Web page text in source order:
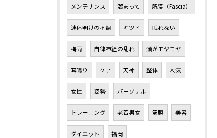
メンテナンス 溜まって 筋膜（Fascia）
連休明けの不調 キツイ 眠れない
梅雨 自律神経の乱れ 頭がモヤモヤ
耳鳴り ケア 天神 整体 人気
女性 姿勢 パーソナル
トレーニング 老若男女 筋膜 美容
ダイエット 福岡